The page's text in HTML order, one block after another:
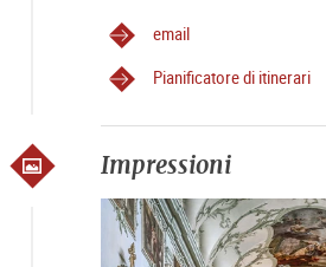
email
Pianificatore di itinerari
Impressioni